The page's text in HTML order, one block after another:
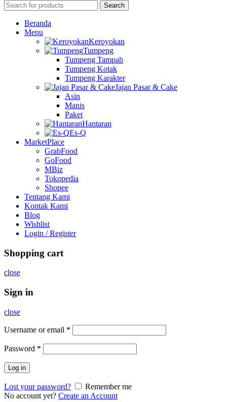
Search
Beranda
Menu
Keroyokan
Tumpeng
Tumpeng Tampah
Tumpeng Kotak
Tumpeng Karakter
Jajan Pasar & Cake
Asin
Manis
Paket
Hantaran
Es-Q
MarketPlace
GrabFood
GoFood
MBiz
Tokopedia
Shopee
Tentang Kami
Kontak Kami
Blog
Wishlist
Login / Register
Shopping cart
close
Sign in
close
Username or email *
Password *
Log in
Lost your password?
Remember me
No account yet? Create an Account